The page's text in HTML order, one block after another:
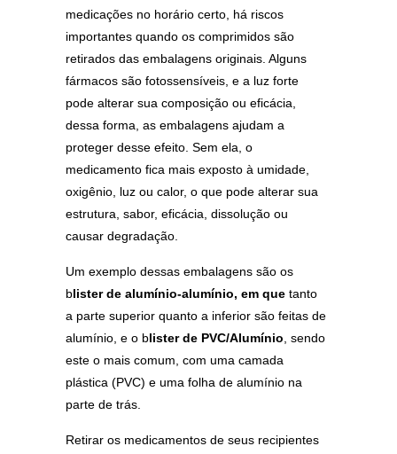
medicações no horário certo, há riscos
importantes quando os comprimidos são
retirados das embalagens originais. Alguns
fármacos são fotossensíveis, e a luz forte
pode alterar sua composição ou eficácia,
dessa forma, as embalagens ajudam a
proteger desse efeito. Sem ela, o
medicamento fica mais exposto à umidade,
oxigênio, luz ou calor, o que pode alterar sua
estrutura, sabor, eficácia, dissolução ou
causar degradação.
Um exemplo dessas embalagens são os
blister de alumínio-alumínio, em que tanto
a parte superior quanto a inferior são feitas de
alumínio, e o blister de PVC/Alumínio , sendo
este o mais comum, com uma camada
plástica (PVC) e uma folha de alumínio na
parte de trás.
Retirar os medicamentos de seus recipientes